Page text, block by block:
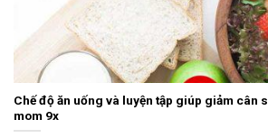
Chế độ ăn uống và luyện tập giúp giảm cân
mom 9x